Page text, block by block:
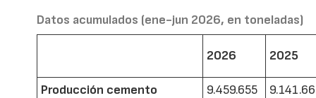
Datos acumulados (ene-jun 2026, en toneladas)
2026 2025
Producción cemento 9.459.655